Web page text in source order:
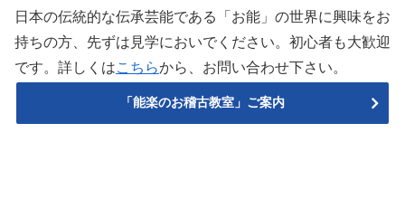
日本の伝統的な伝承芸能である「お能」の世界に興味をお
持ちの方、先ずは見学においでください。初心者も大歓迎
です。詳しくはこちらから、お問い合わせ下さい。
「能楽のお稽古教室」ご案内